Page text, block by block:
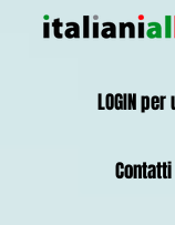
LOGIN